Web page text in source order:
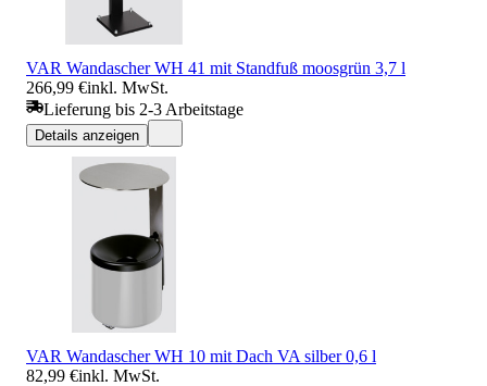
VAR Wandascher WH 41 mit Standfuß moosgrün 3,7 l
266,99 €inkl. MwSt.
Lieferung bis 2-3 Arbeitstage
Details anzeigen
VAR Wandascher WH 10 mit Dach VA silber 0,6 l
82,99 €inkl. MwSt.